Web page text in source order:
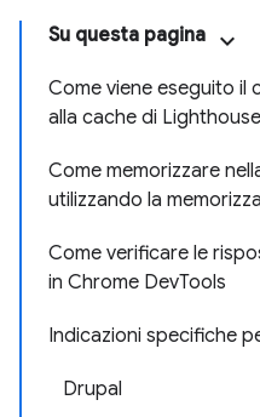
Su questa pagina
Come viene eseguito il
alla cache di Lighthouse
Come memorizzare
utilizzando la
Come verificare le
in Chrome DevTools
Indicazioni specifiche
Drupal